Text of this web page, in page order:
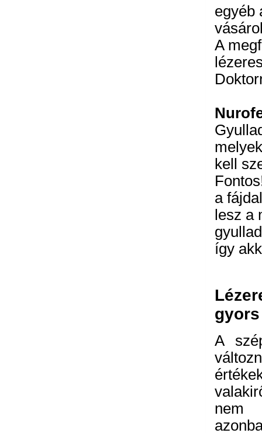
egyéb
A
kell
a
lesz a
így
A
nem